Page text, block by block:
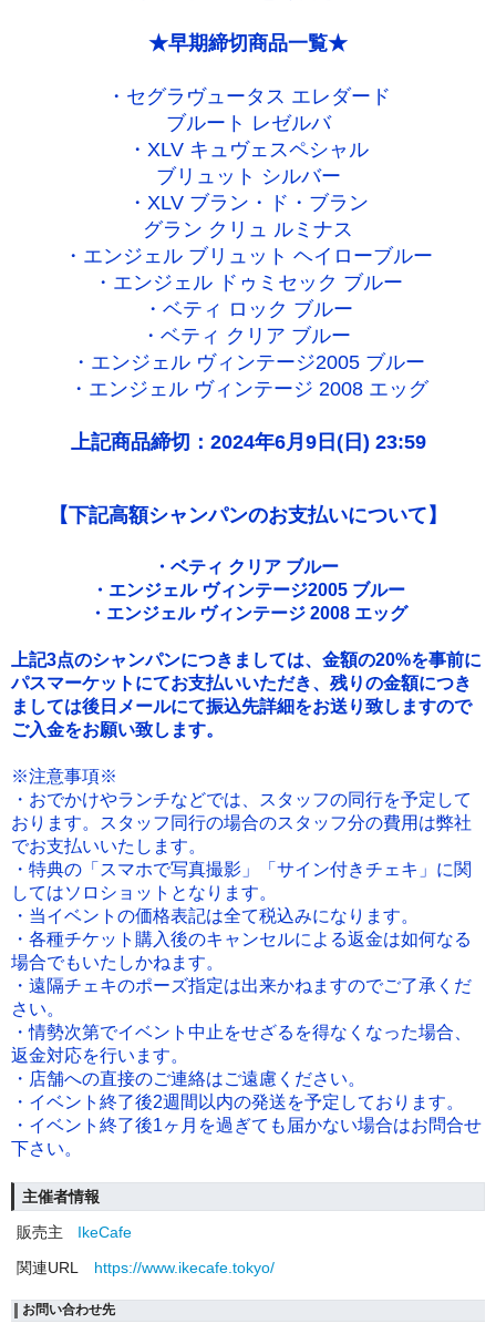
★早期締切商品一覧★
・セグラヴュータス エレダード
ブルート レゼルバ
・XLV キュヴェスペシャル
ブリュット シルバー
・XLV ブラン・ド・ブラン
グラン クリュ ルミナス
・エンジェル ブリュット ヘイローブルー
・エンジェル ドゥミセック ブルー
・ベティ ロック ブルー
・ベティ クリア ブルー
・エンジェル ヴィンテージ2005 ブルー
・エンジェル ヴィンテージ 2008 エッグ
上記商品締切：2024年6月9日(日) 23:59
【下記高額シャンパンのお支払いについて】
・ベティ クリア ブルー
・エンジェル ヴィンテージ2005 ブルー
・エンジェル ヴィンテージ 2008 エッグ
上記3点のシャンパンにつきましては、金額の20%を事前に
パスマーケットにてお支払いいただき、残りの金額につき
ましては後日メールにて振込先詳細をお送り致しますので
ご入金をお願い致します。
※注意事項※
・おでかけやランチなどでは、スタッフの同行を予定して
おります。
スタッフ同行の場合のスタッフ分の費用は弊社
でお支払いいたします。
・特典の「スマホで写真撮影」「サイン付きチェキ」に関
してはソロショットとなります。
・当イベントの価格表記は全て税込みになります。
・各種チケット購入後のキャンセルによる返金は如何なる
場合でもいたしかねます。
・遠隔チェキのポーズ指定は出来かねますのでご了承くだ
さい。
・情勢次第でイベント中止をせざるを得なくなった場合、
返金対応を行います。
・店舗への直接のご連絡はご遠慮ください。
・イベント終了後2週間以内の発送を予定しております。
・イベント終了後1ヶ月を過ぎても届かない場合はお問合せ
下さい。
主催者情報
販売主
IkeCafe
関連URL
https://www.ikecafe.tokyo/
お問い合わせ先